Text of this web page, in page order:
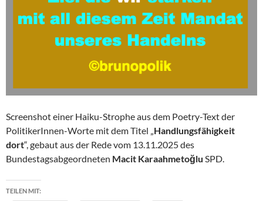
Screenshot einer Haiku-Strophe aus dem Poetry-Text der
PolitikerInnen-Worte mit dem Titel „Handlungsfähigkeit
dort“, gebaut aus der Rede vom 13.11.2025 des
Bundestagsabgeordneten Macit Karaahmetoğlu SPD.
TEILEN MIT: